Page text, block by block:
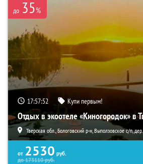
до 35%
17:57:51 Купи первым!
Отдых в экоотеле «Киногородок» в
Тверская обл., Бологовский р-н, Выползовское с/п,
от 2530 руб.
до173110руб.